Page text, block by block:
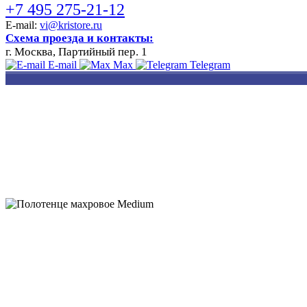
+7 495 275-21-12
E-mail: vi@kristore.ru
Схема проезда и контакты:
г. Москва, Партийный пер. 1
E-mail Max Telegram